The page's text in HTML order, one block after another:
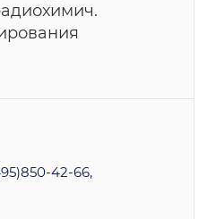
42-66,